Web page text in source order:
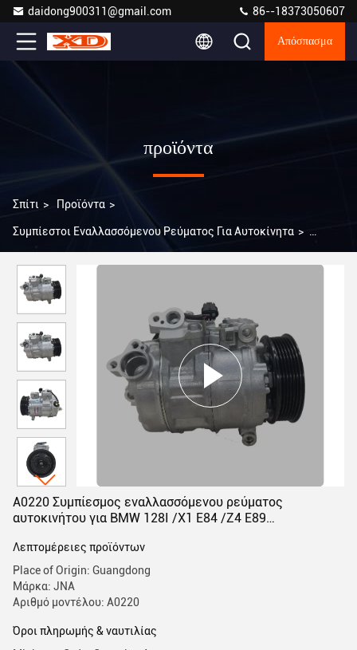
daidong900311@gmail.com 86--18373050607
Απόσπασμα
προϊόντα
Σπίτι > Προϊόντα >
Συμπίεστοι Εναλλασσόμενου Ρεύματος Για Αυτοκίνητα >
BMW 128I /X1 E84 /Z4 E89 64529122618
Α0220 Συμπίεσμος εναλλασσόμενου ρεύματος
αυτοκινήτου για BMW 128I /X1 E84 /Z4 E89
Λεπτομέρειες προϊόντων
Place of Origin: Guangdong
Μάρκα: JNA
Αριθμό μοντέλου: Α0220
Όροι πληρωμής & ναυτιλίας